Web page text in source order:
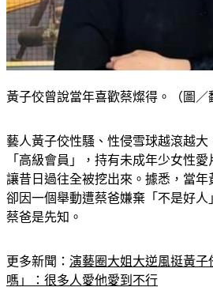
「高級會員」，持有未成年少女性
讓昔日過往全被挖出來。據悉，當
卻因一個舉動遭蔡爸嫌棄「不是好人
蔡爸是先知。
嗎」：很多人愛他愛到不行